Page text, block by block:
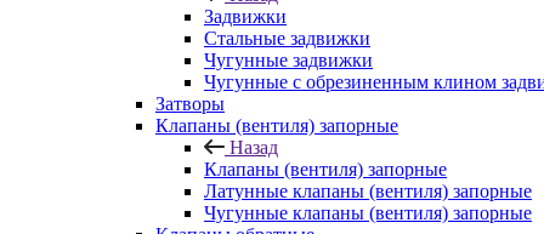
Задвижки
Стальные задвижки
Чугунные задвижки
Чугунные с обрезиненным клином
Затворы
Клапаны (вентиля) запорные
Назад
Клапаны (вентиля) запорные
Латунные клапаны (вентиля) запорные
Чугунные клапаны (вентиля) запорные